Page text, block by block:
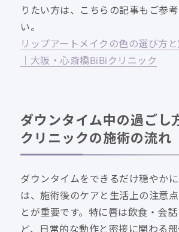
りたい方は、こちらの記事もご参
い。
リップアートメイクの色の選び方
｜大阪・心斎橋BiBiクリニック
ダウンタイム中の過ごし
クリニックの施術の流れ
ダウンタイムをできるだけ穏やか
は、施術後のケアと生活上の注意
とが重要です。特に唇は飲食・会
ど、日常的な動作と密接に関わる